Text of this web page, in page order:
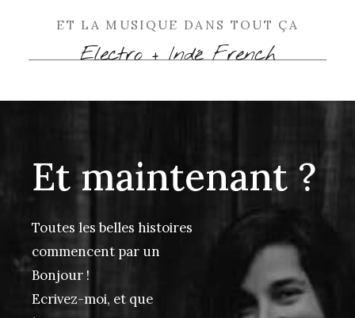
ET LA MUSIQUE DANS TOUT ÇA
Electro + Indé French
Et maintenant ?
Toutes les belles histoires
commencent par un
Bonjour !
Ecrivez-moi, et que